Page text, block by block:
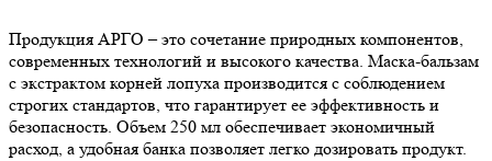
Продукция АРГО – это сочетание природных компонентов,
современных технологий и высокого качества. Маска-бальзам
с экстрактом корней лопуха производится с соблюдением
строгих стандартов, что гарантирует ее эффективность и
безопасность. Объем 250 мл обеспечивает экономичный
расход, а удобная банка позволяет легко дозировать продукт.